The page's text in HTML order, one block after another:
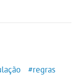
#regras